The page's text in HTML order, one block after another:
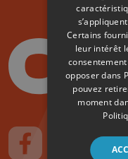
Suivez-nous sur
Suivez-
Certains
leur intérêt
opposer dans
pouvez
moment